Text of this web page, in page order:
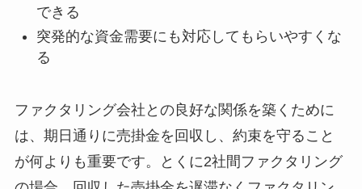
できる
突発的な資金需要にも対応してもらいやすくな
る
ファクタリング会社との良好な関係を築くために
は、期日通りに売掛金を回収し、約束を守ること
が何よりも重要です。とくに2社間ファクタリング